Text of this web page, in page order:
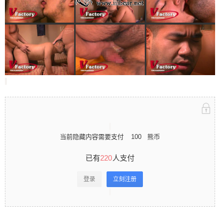
当前隐藏内容需要支付 100 熊币
已有220人支付
登录 立刻注册
当前隐藏内容需要支付100熊币 已有220人支付 登
录立刻注册 0 收藏